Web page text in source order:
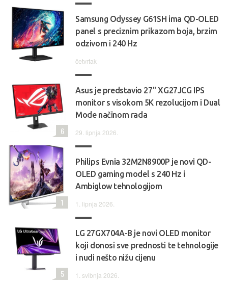
Samsung Odyssey G61SH ima QD-OLED
panel s preciznim prikazom boja, brzim
odzivom i 240 Hz
četvrtak
Asus je predstavio 27'' XG27JCG IPS
monitor s visokom 5K rezolucijom i Dual
Mode načinom rada
29. lipnja 2026.
6
Philips Evnia 32M2N8900P je novi QD-
OLED gaming model s 240 Hz i
Ambiglow tehnologijom
1. lipnja 2026.
1
LG 27GX704A-B je novi OLED monitor
koji donosi sve prednosti te tehnologije
i nudi nešto nižu cijenu
1. svibnja 2026.
5